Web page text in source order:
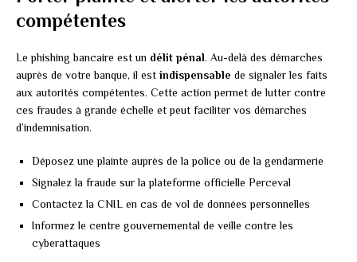
compétentes
Le phishing bancaire est un délit pénal. Au-delà des démarches
auprès de votre banque, il est indispensable de signaler les faits
aux autorités compétentes. Cette action permet de lutter contre
ces fraudes à grande échelle et peut faciliter vos démarches
d’indemnisation.
Déposez une plainte auprès de la police ou de la gendarmerie
Signalez la fraude sur la plateforme officielle Perceval
Contactez la CNIL en cas de vol de données personnelles
Informez le centre gouvernemental de veille contre les
cyberattaques